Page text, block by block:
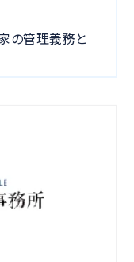
の管理義務と